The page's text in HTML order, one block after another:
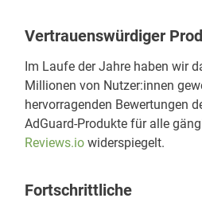
Vertrauenswürdiger
Im Laufe der Jahre haben wir
Millionen von Nutzer:innen
hervorragenden Bewertungen
AdGuard-Produkte für alle
Reviews.io widerspiegelt.
Fortschrittliche